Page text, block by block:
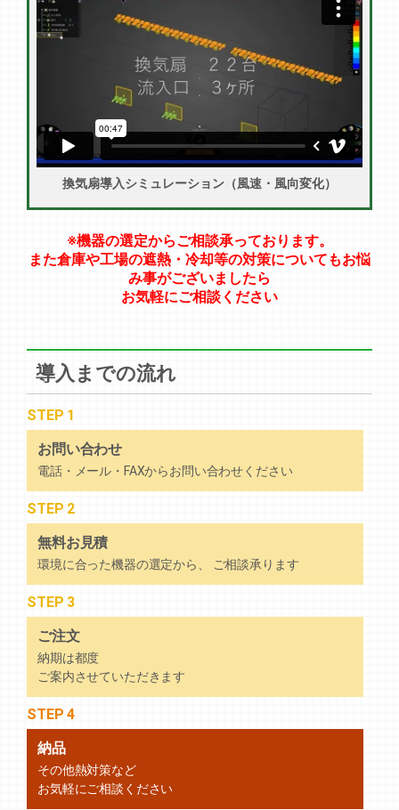
換気扇導入シミュレーション（風速・風向変化）
※機器の選定からご相談承っております。
また倉庫や工場の遮熱・冷却等の対策についてもお悩
み事がございましたら
お気軽にご相談ください
導入までの流れ
お問い合わせ
電話・メール・FAXからお問い合わせください
STEP 1
無料お見積
環境に合った機器の選定から、 ご相談承ります
STEP 2
ご注文
納期は都度
ご案内させていただきます
STEP 3
納品
その他熱対策など
お気軽にご相談ください
STEP 4